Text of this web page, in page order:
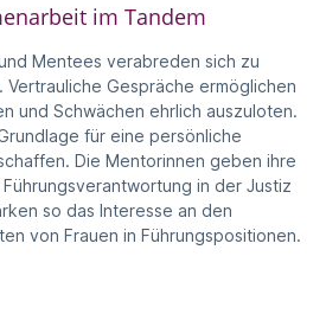
im Tandem
Mentees verabreden sich zu
Vertrauliche Gespräche ermöglichen
und Schwächen ehrlich auszuloten.
für eine persönliche
Die Mentorinnen geben ihre
in der Justiz
so das Interesse an den
von Frauen in Führungspositionen.